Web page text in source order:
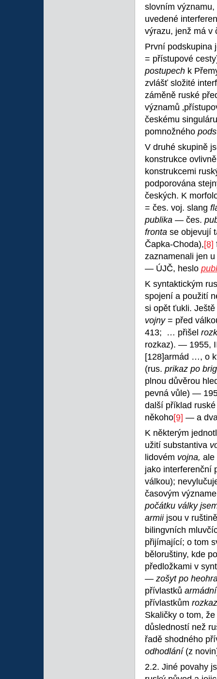
slovním
uvedené
výrazu, jenž má v
První podskupina
= přístupové
postupech k
zvlášť složité
záměně ruské
významů
českému
pomnožného
V druhé skupině
konstrukce
konstrukcemi
podporována
českých. K
= čes. voj. slang
publika — čes.
fronta se objevují
Čapka-Choda),[8]
zaznamenali jen
— ÚJČ, heslo
K syntaktickým
spojení a použití
si opět ťukli.
vojny = před
413; … přišel
rozkaz). — 1955,
[128]armád …, o
(rus. prikaz po
plnou důvěrou
pevná vůle) —
další příklad
někoho[9] — a dva
K některým
užití substantiva
lidovém vojna, ale
jako interferenční
válkou);
časovým
počátku války
armii jsou v
bilingvních
přijímající; o tom
běloruštiny, kde
předložkami v
— zošyt po
přívlastků
přívlastkům
Skaličky o tom,
důsledností než
řadě shodného
odhodlání (z
2.2. Jiné povahy